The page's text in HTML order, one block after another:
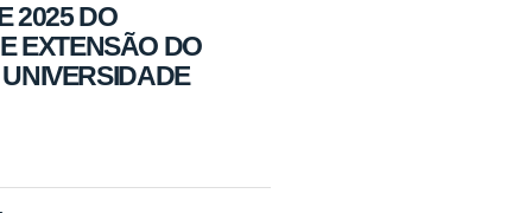
2025 DO
EXTENSÃO DO